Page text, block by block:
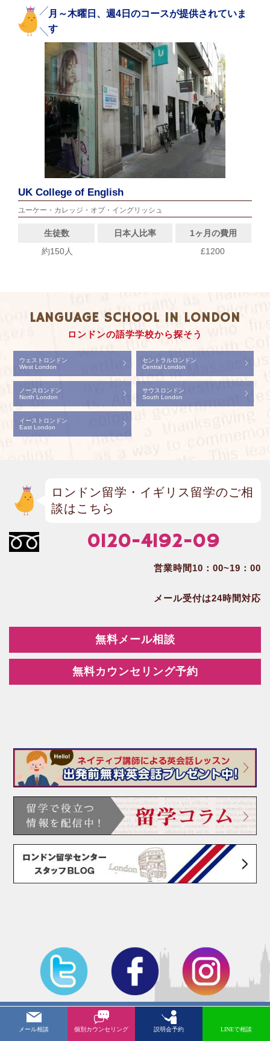
月～木曜日、週4日のコースが提供されていま
す
UK College of English
ユーケー・カレッジ・オブ・イングリッシュ
生徒数 日本人比率
1ヶ月の費用
約150人
£1200
LANGUAGE SCHOOL IN LONDON
ロンドンの語学学校から探そう
ウェストロンドン
West London
セントラルロンドン
Central London
ノースロンドン
North London
サウスロンドン
South London
イーストロンドン
East London
ロンドン留学・イギリス留学のご相
談はこちら
0120-4192-09
営業時間10：00~19：00
メール受付は24時間対応
無料メール相談
無料カウンセリング予約
お問い合わせ
メール相談 個別カウンセリング 説明会予約 LINEで相談